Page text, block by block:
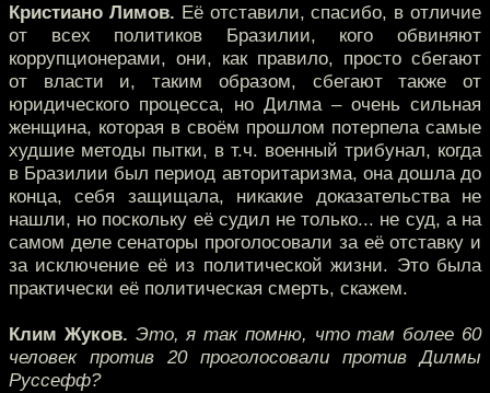
Кристиано Лимов. Её отставили, спасибо, в отличие
от всех политиков Бразилии, кого обвиняют
коррупционерами, они, как правило, просто сбегают
от власти и, таким образом, сбегают также от
юридического процесса, но Дилма – очень сильная
женщина, которая в своём прошлом потерпела самые
худшие методы пытки, в т.ч. военный трибунал, когда
в Бразилии был период авторитаризма, она дошла до
конца, себя защищала, никакие доказательства не
нашли, но поскольку её судил не только... не суд, а на
самом деле сенаторы проголосовали за её отставку и
за исключение её из политической жизни. Это была
практически её политическая смерть, скажем.
Клим Жуков. Это, я так помню, что там более 60
человек против 20 проголосовали против Дилмы
Руссефф?